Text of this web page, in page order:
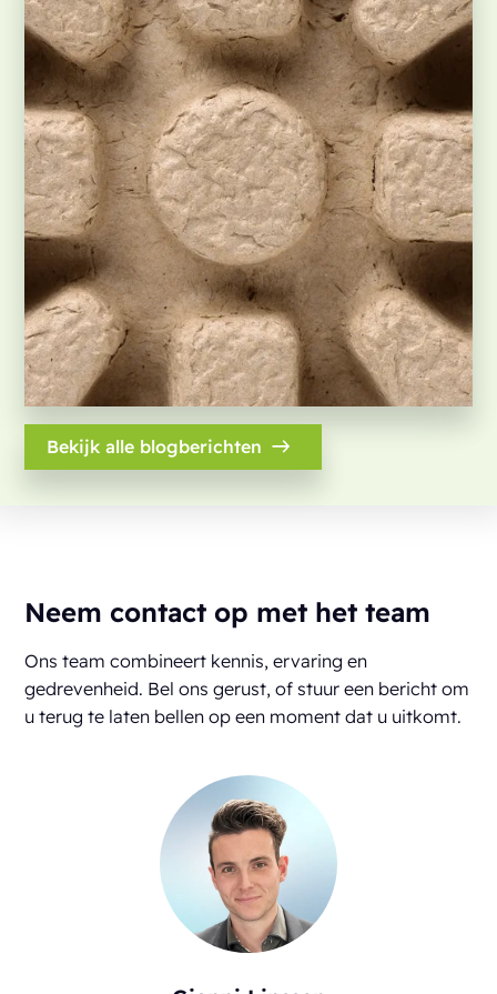
Bekijk alle blogberichten
Neem contact op met het team
Ons team combineert kennis, ervaring en
gedrevenheid. Bel ons gerust, of stuur een bericht om
u terug te laten bellen op een moment dat u uitkomt.